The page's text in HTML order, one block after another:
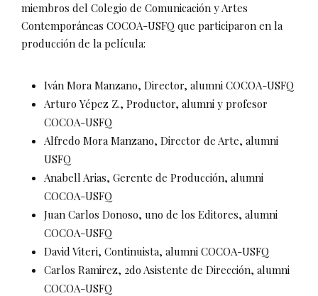
miembros del Colegio de Comunicación y Artes
Contemporáneas COCOA-USFQ que participaron en la
producción de la película:
Iván Mora Manzano, Director, alumni COCOA-USFQ
Arturo Yépez Z., Productor, alumni y profesor
COCOA-USFQ
Alfredo Mora Manzano, Director de Arte, alumni
USFQ
Anabell Arias, Gerente de Producción, alumni
COCOA-USFQ
Juan Carlos Donoso, uno de los Editores, alumni
COCOA-USFQ
David Viteri, Continuista, alumni COCOA-USFQ
Carlos Ramirez, 2do Asistente de Dirección, alumni
COCOA-USFQ